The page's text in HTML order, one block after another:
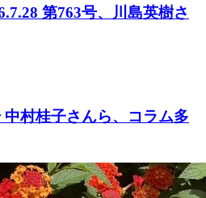
第763号、川島英樹さ
中村桂子さんら、コラム多